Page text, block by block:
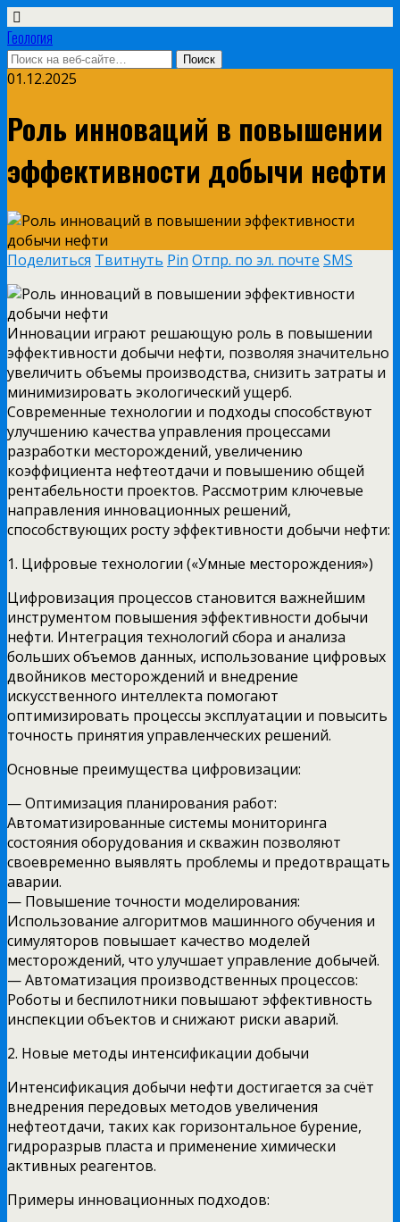
Геология
01.12.2025
Роль инноваций в повышении
эффективности добычи нефти
Поделиться Твитнуть Pin Отпр. по эл. почте SMS
Инновации играют решающую роль в повышении
эффективности добычи нефти, позволяя значительно
увеличить объемы производства, снизить затраты и
минимизировать экологический ущерб.
Современные технологии и подходы способствуют
улучшению качества управления процессами
разработки месторождений, увеличению
коэффициента нефтеотдачи и повышению общей
рентабельности проектов. Рассмотрим ключевые
направления инновационных решений,
способствующих росту эффективности добычи нефти:
1. Цифровые технологии («Умные месторождения»)
Цифровизация процессов становится важнейшим
инструментом повышения эффективности добычи
нефти. Интеграция технологий сбора и анализа
больших объемов данных, использование цифровых
двойников месторождений и внедрение
искусственного интеллекта помогают
оптимизировать процессы эксплуатации и повысить
точность принятия управленческих решений.
Основные преимущества цифровизации:
— Оптимизация планирования работ:
Автоматизированные системы мониторинга
состояния оборудования и скважин позволяют
своевременно выявлять проблемы и предотвращать
аварии.
— Повышение точности моделирования:
Использование алгоритмов машинного обучения и
симуляторов повышает качество моделей
месторождений, что улучшает управление добычей.
— Автоматизация производственных процессов:
Роботы и беспилотники повышают эффективность
инспекции объектов и снижают риски аварий.
2. Новые методы интенсификации добычи
Интенсификация добычи нефти достигается за счёт
внедрения передовых методов увеличения
нефтеотдачи, таких как горизонтальное бурение,
гидроразрыв пласта и применение химически
активных реагентов.
Примеры инновационных подходов: